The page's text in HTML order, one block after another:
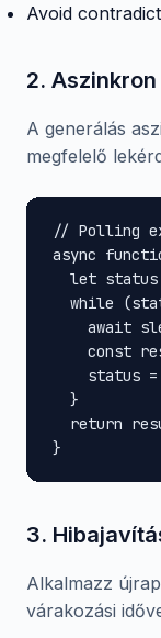
Avoid
2.
A generálás
megfelelő
// Polling
async
let
while
await
const
status
  }
return
}
3.
Alkalmazz
várakozási